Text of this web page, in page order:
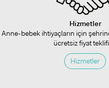
Hizmetler
Anne-bebek ihtiyaçların için
ücretsiz fiyat
Hizmetler